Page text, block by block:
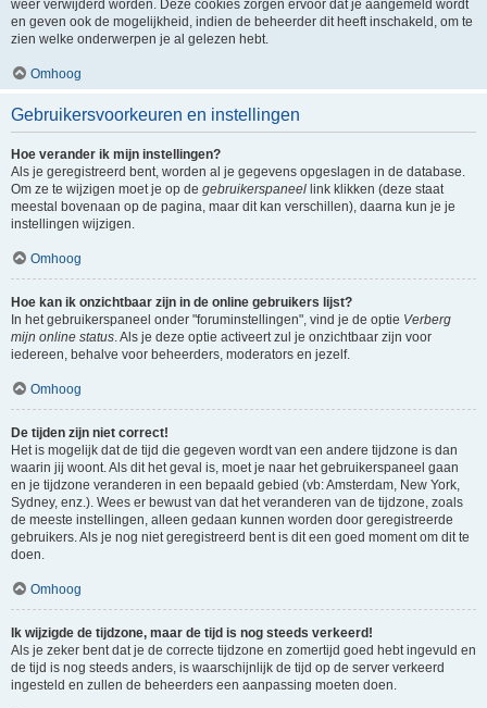
weer verwijderd worden. Deze cookies zorgen ervoor dat je aangemeld wordt
en geven ook de mogelijkheid, indien de beheerder dit heeft inschakeld, om te
zien welke onderwerpen je al gelezen hebt.
Omhoog
Gebruikersvoorkeuren en instellingen
Hoe verander ik mijn instellingen?
Als je geregistreerd bent, worden al je gegevens opgeslagen in de database.
Om ze te wijzigen moet je op de gebruikerspaneel link klikken (deze staat
meestal bovenaan op de pagina, maar dit kan verschillen), daarna kun je je
instellingen wijzigen.
Omhoog
Hoe kan ik onzichtbaar zijn in de online gebruikers lijst?
In het gebruikerspaneel onder "foruminstellingen", vind je de optie Verberg
mijn online status. Als je deze optie activeert zul je onzichtbaar zijn voor
iedereen, behalve voor beheerders, moderators en jezelf.
Omhoog
De tijden zijn niet correct!
Het is mogelijk dat de tijd die gegeven wordt van een andere tijdzone is dan
waarin jij woont. Als dit het geval is, moet je naar het gebruikerspaneel gaan
en je tijdzone veranderen in een bepaald gebied (vb: Amsterdam, New York,
Sydney, enz.). Wees er bewust van dat het veranderen van de tijdzone, zoals
de meeste instellingen, alleen gedaan kunnen worden door geregistreerde
gebruikers. Als je nog niet geregistreerd bent is dit een goed moment om dit te
doen.
Omhoog
Ik wijzigde de tijdzone, maar de tijd is nog steeds verkeerd!
Als je zeker bent dat je de correcte tijdzone en zomertijd goed hebt ingevuld en
de tijd is nog steeds anders, is waarschijnlijk de tijd op de server verkeerd
ingesteld en zullen de beheerders een aanpassing moeten doen.